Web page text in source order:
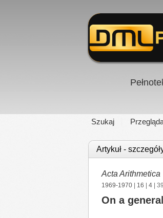
Szukaj
Artykuł -
Acta Arithmetica
1969-1970 16 4 |
On a